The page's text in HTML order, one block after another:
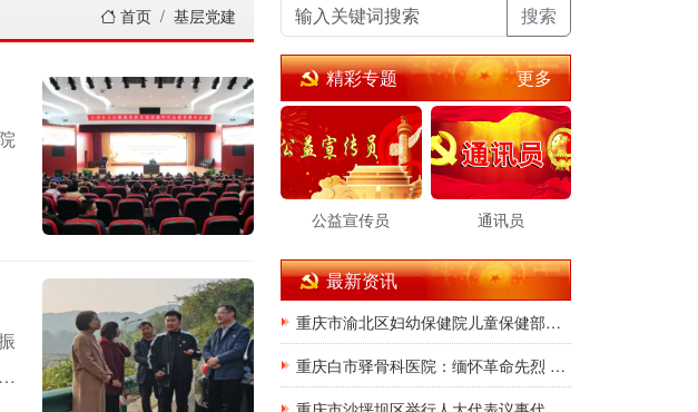
首页 基层党建 搜索
精彩专题 更多
公益宣传员 通讯员
最新资讯
重庆市渝北区妇幼保健院儿童保健部党支部获市级公立医院党建示范党支部
重庆白市驿骨科医院：缅怀革命先烈 传承红色精神